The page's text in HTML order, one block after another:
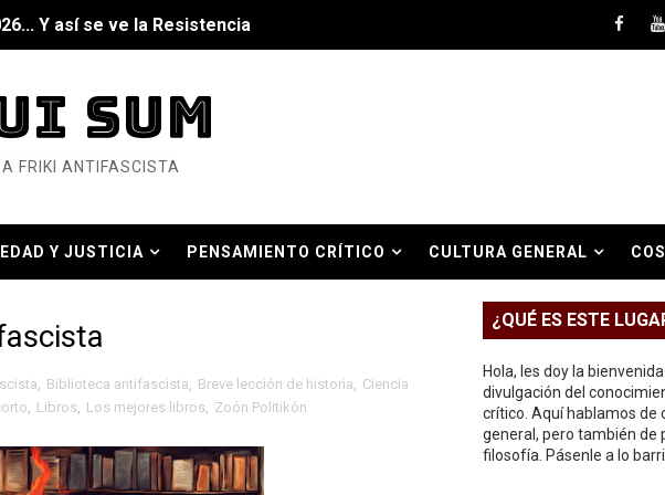
Y así se ve la Resistencia
eléctricas?
(DOS)
(UNO)
SUM
FRIKI ANTIFASCISTA
Y JUSTICIA PENSAMIENTO CRÍTICO CULTURA GENERAL
, Biblioteca antifascista, Breve lección de historia, Ciencia
, Libros, Los mejores libros, Zoón Politikón
¿QUÉ ES ESTE
Hola, les doy la
divulgación del
crítico. Aquí hablamos de
general, pero también de
filosofía. Pásenle a lo